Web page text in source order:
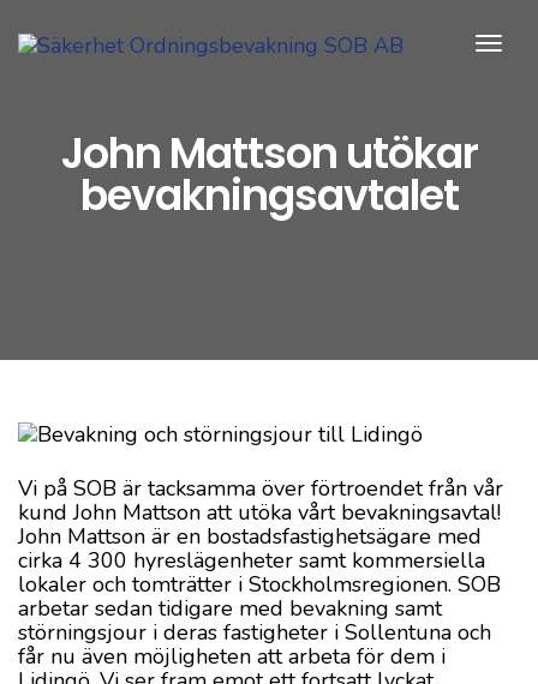
John Mattson utökar
bevakningsavtalet
Vi på SOB är tacksamma över förtroendet från vår
kund John Mattson att utöka vårt bevakningsavtal!
John Mattson är en bostadsfastighetsägare med
cirka 4 300 hyreslägenheter samt kommersiella
lokaler och tomträtter i Stockholmsregionen. SOB
arbetar sedan tidigare med bevakning samt
störningsjour i deras fastigheter i Sollentuna och
får nu även möjligheten att arbeta för dem i